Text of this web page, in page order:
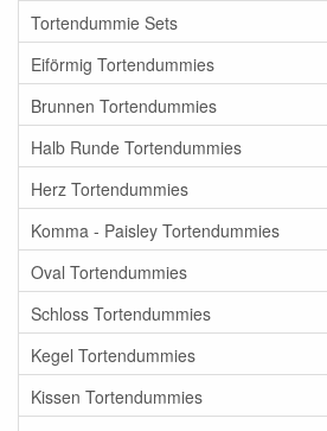
Tortendummie Sets
Eiförmig Tortendummies
Brunnen Tortendummies
Halb Runde Tortendummies
Herz Tortendummies
Komma - Paisley Tortendummies
Oval Tortendummies
Schloss Tortendummies
Kegel Tortendummies
Kissen Tortendummies